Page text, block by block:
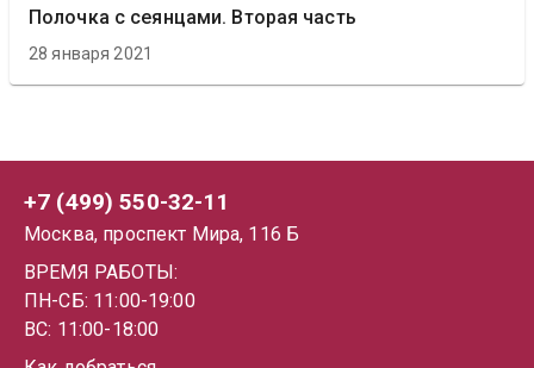
Полочка с сеянцами. Вторая часть
28 января 2021
+7 (499) 550-32-11
Москва, проспект Мира, 116 Б
ВРЕМЯ РАБОТЫ:
ПН-СБ: 11:00-19:00
ВС: 11:00-18:00